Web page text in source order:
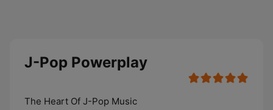
J-Pop Powerplay
The Heart Of J-Pop Music